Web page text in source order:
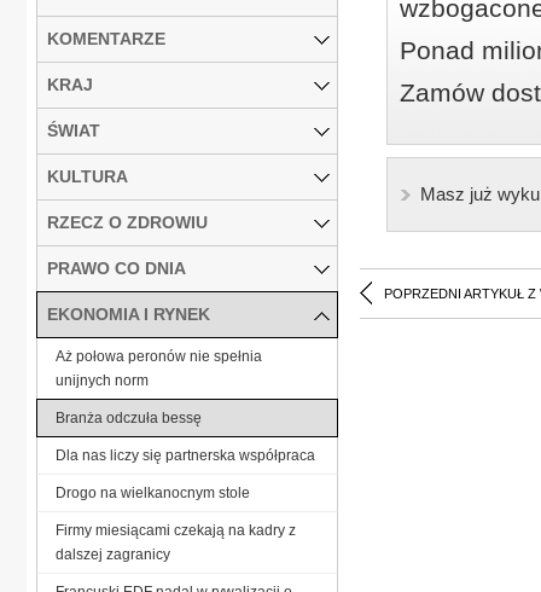
Ponad
Zamów
Masz już
POPRZEDNI ARTYKUŁ Z
KOMENTARZE
KRAJ
ŚWIAT
KULTURA
RZECZ O ZDROWIU
PRAWO CO DNIA
EKONOMIA I RYNEK
Aż połowa peronów nie spełnia
unijnych norm
Branża odczuła bessę
Dla nas liczy się partnerska współpraca
Drogo na wielkanocnym stole
Firmy miesiącami czekają na kadry z
dalszej zagranicy